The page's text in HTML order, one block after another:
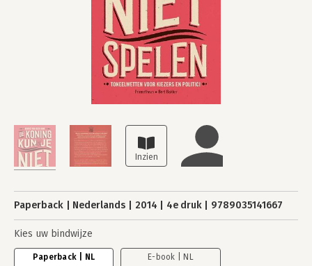
Paperback Nederlands 2014 4e druk 9789035141667
Kies uw bindwijze
Paperback | NL E-book | NL